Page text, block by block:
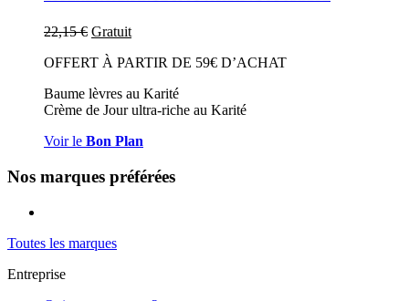
22,15€ Gratuit
OFFERT À PARTIR DE 59€ D’ACHAT
Baume lèvres au Karité
Crème de Jour ultra-riche au Karité
Voir le Bon Plan
Nos marques préférées
Toutes les marques
Entreprise